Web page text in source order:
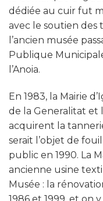
dédiée au cuir fut
avec le soutien des
l’ancien musée
Publique
l’Anoia.
En 1983, la Mairie
de la Generalitat et
acquirent la
serait l’objet de
public en 1990. La
ancienne usine
Musée : la